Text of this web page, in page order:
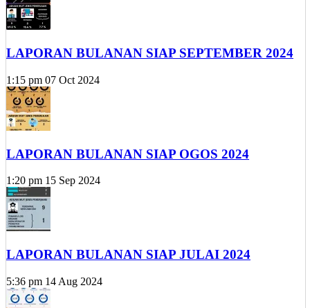
LAPORAN BULANAN SIAP SEPTEMBER 2024
1:15 pm 07 Oct 2024
LAPORAN BULANAN SIAP OGOS 2024
1:20 pm 15 Sep 2024
LAPORAN BULANAN SIAP JULAI 2024
5:36 pm 14 Aug 2024